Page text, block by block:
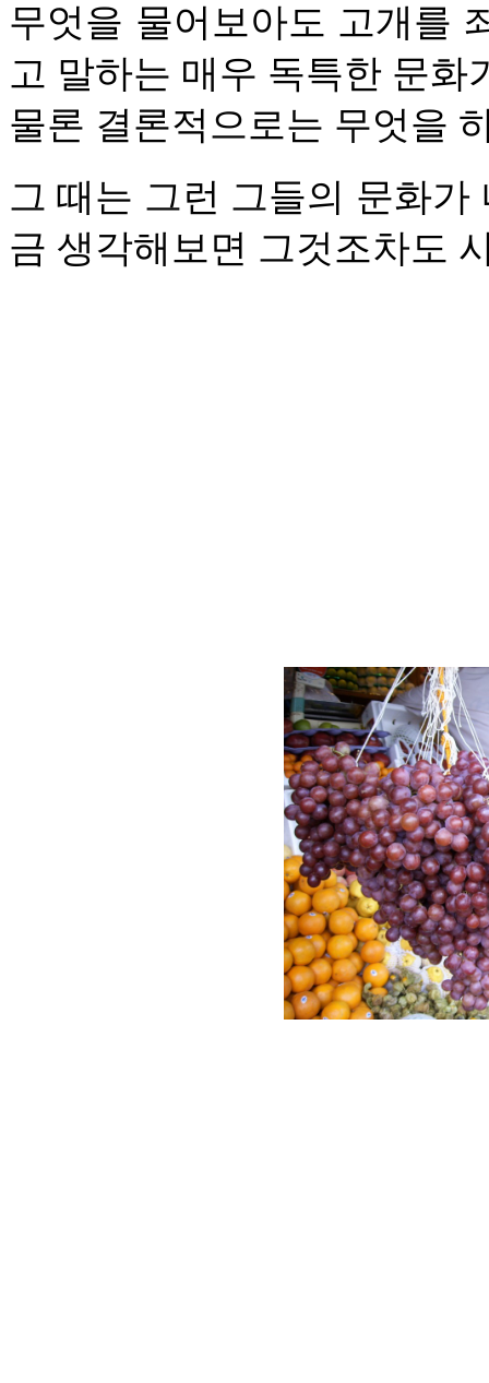
무엇을 물어보아도 고개를
고 말하는 매우 독특한 문화
물론 결론적으로는 무엇을
그 때는 그런 그들의 문화
금 생각해보면 그것조차도